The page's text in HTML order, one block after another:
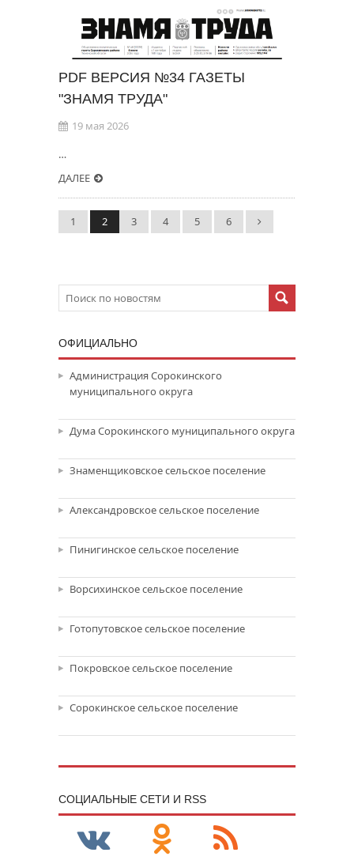
PDF ВЕРСИЯ №34 ГАЗЕТЫ
"ЗНАМЯ ТРУДА"
19 мая 2026
…
ДАЛЕЕ
1 2 3 4 5 6
ОФИЦИАЛЬНО
Администрация Сорокинского
муниципального округа
Дума Сорокинского муниципального округа
Знаменщиковское сельское поселение
Александровское сельское поселение
Пинигинское сельское поселение
Ворсихинское сельское поселение
Готопутовское сельское поселение
Покровское сельское поселение
Сорокинское сельское поселение
CОЦИАЛЬНЫЕ СЕТИ И RSS